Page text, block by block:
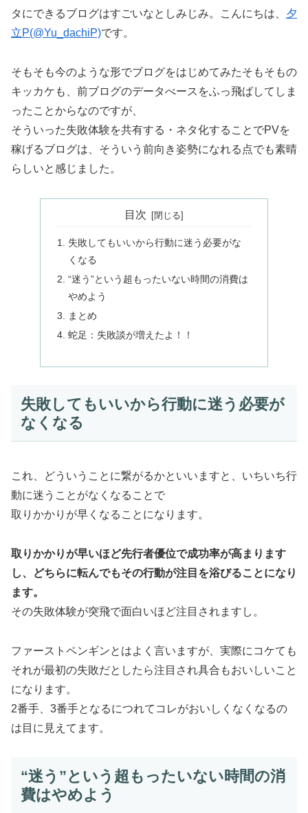
タにできるブログはすごいなとしみじみ。こんにちは、 夕
立P(@Yu_dachiP)です。
そもそも今のような形でブログをはじめてみたそもそもの
キッカケも、前ブログのデータべースをふっ飛ばしてしま
ったことからなのですが、
そういった失敗体験を共有する・ネタ化することでPVを
稼げるブログは、そういう 前向き姿勢になれる点でも素晴
らしいと感じました。
目次
失敗してもいいから行動に迷う必要がな
くなる
“迷う”という超もったいない時間の消費は
やめよう
まとめ
蛇足：失敗談が増えたよ！！
失敗してもいいから行動に迷う必要が
なくなる
これ、どういうことに繋がるかといいますと、いちいち行
動に迷うことがなくなることで
取りかかりが早くなることになります。
取りかかりが早いほど先行者優位で成功率が高まります
し、どちらに転んでもその行動が注目を浴びることになり
ます。
その失敗体験が突飛で面白いほど注目されますし。
ファーストペンギンとはよく言いますが、実際にコケても
それが最初の失敗だとしたら注目され具合もおいしいこと
になります。
2番手、3番手となるにつれてコレがおいしくなくなるの
は目に見えてます。
“迷う”という超もったいない時間の消
費はやめよう